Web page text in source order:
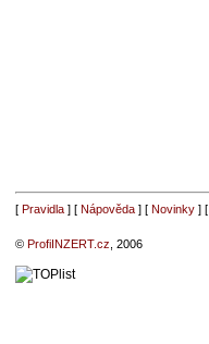
[ Pravidla] [ Nápověda] [ Novinky] [
© ProfiINZERT.cz , 2006